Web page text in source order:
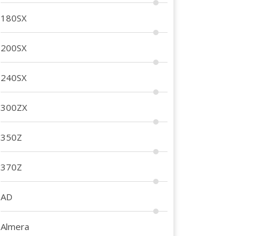
180SX
200SX
240SX
300ZX
350Z
370Z
AD
Almera